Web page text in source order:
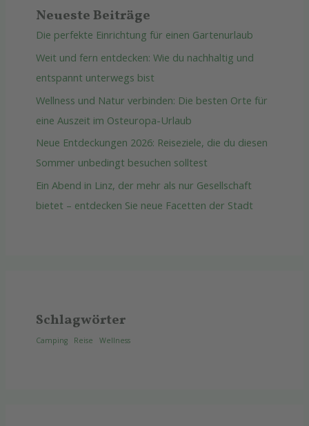
Neueste Beiträge
Die perfekte Einrichtung für einen Gartenurlaub
Weit und fern entdecken: Wie du nachhaltig und
entspannt unterwegs bist
Wellness und Natur verbinden: Die besten Orte für
eine Auszeit im Osteuropa-Urlaub
Neue Entdeckungen 2026: Reiseziele, die du diesen
Sommer unbedingt besuchen solltest
Ein Abend in Linz, der mehr als nur Gesellschaft
bietet – entdecken Sie neue Facetten der Stadt
Schlagwörter
Camping Reise Wellness